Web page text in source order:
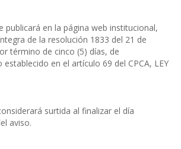
publicará en la página web institucional,
de la resolución 1833 del 21 de
término de cinco (5) días, de
en el artículo 69 del CPCA, LEY
surtida al finalizar el día
aviso.